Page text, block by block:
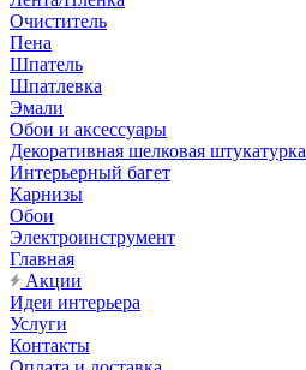
Очиститель
Пена
Шпатель
Шпатлевка
Эмали
Обои и аксессуары
Декоративная шелковая
Интерьерный багет
Карнизы
Обои
Электроинструмент
Главная
Акции
Идеи интерьера
Услуги
Контакты